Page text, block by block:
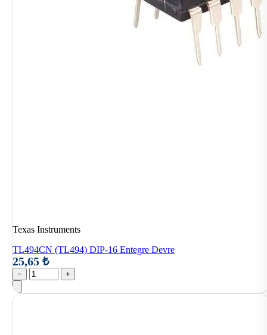
Texas Instruments
TL494CN (TL494) DIP-16 Entegre Devre
25,65 ₺
− +